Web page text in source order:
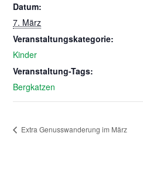
Datum:
7. März
Veranstaltungskategorie:
Kinder
Veranstaltung-Tags:
Bergkatzen
Extra Genusswanderung im März